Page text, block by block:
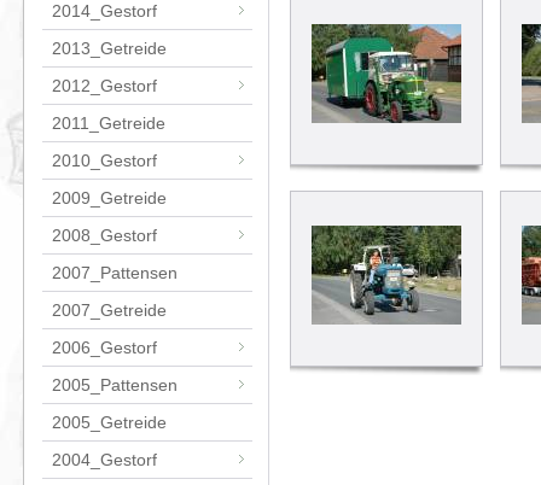
2014_Gestorf
2013_Getreide
2012_Gestorf
2011_Getreide
2010_Gestorf
2009_Getreide
2008_Gestorf
2007_Pattensen
2007_Getreide
2006_Gestorf
2005_Pattensen
2005_Getreide
2004_Gestorf